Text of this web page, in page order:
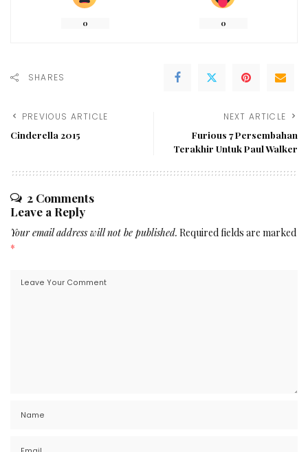
0 0
SHARES
PREVIOUS ARTICLE
Cinderella 2015
NEXT ARTICLE
Furious 7 Persembahan
Terakhir Untuk Paul Walker
2 Comments
Leave a Reply
Your email address will not be published. Required fields are marked
*